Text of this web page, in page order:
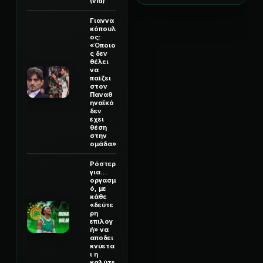
Γιαννα
κόπουλ
ος:
«Όποιο
ς δεν
θέλει
να
παίζει
στον
Παναθ
ηναϊκό
δεν
έχει
θέση
στην
ομάδα»
Ρόστερ
για...
οργασμ
ό, με
κάθε
«δεύτε
ρη
επιλογ
ή» να
αποδει
κνύετα
ι η